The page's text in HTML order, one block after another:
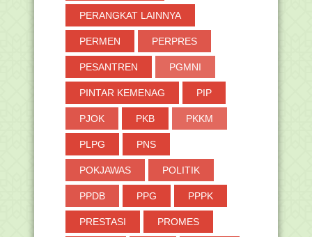
PERANGKAT LAINNYA
PERMEN PERPRES
PESANTREN PGMNI
PINTAR KEMENAG PIP
PJOK PKB PKKM
PLPG PNS
POKJAWAS POLITIK
PPDB PPG PPPK
PRESTASI PROMES